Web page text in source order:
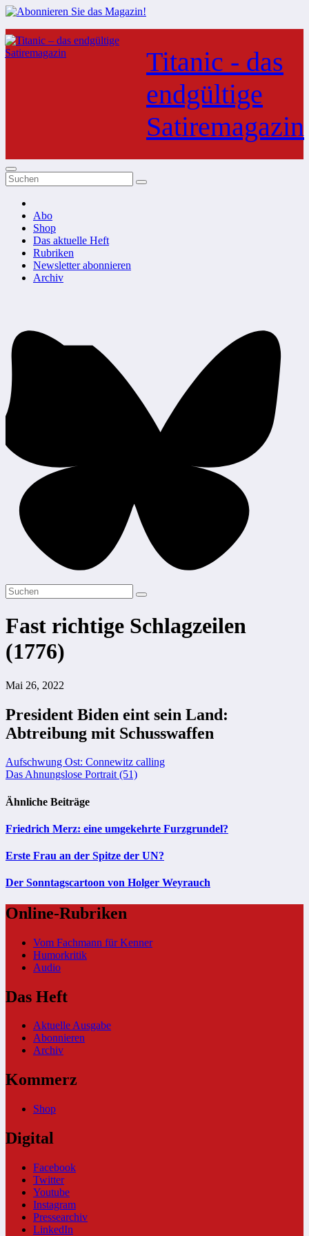
Zum
Inhalt
springen
Titanic - das
endgültige
Satiremagazin
Abo
Shop
Das aktuelle Heft
Rubriken
Newsletter abonnieren
Archiv
Fast richtige Schlagzeilen
(1776)
Mai 26, 2022
President Biden eint sein Land:
Abtreibung mit Schusswaffen
Beitragsnavigation
Aufschwung Ost: Connewitz calling
Das Ahnungslose Portrait (51)
Ähnliche Beiträge
Friedrich Merz: eine umgekehrte Furzgrundel?
Erste Frau an der Spitze der UN?
Der Sonntagscartoon von Holger Weyrauch
Online-Rubriken
Vom Fachmann für Kenner
Humorkritik
Audio
Das Heft
Aktuelle Ausgabe
Abonnieren
Archiv
Kommerz
Shop
Digital
Facebook
Twitter
Youtube
Instagram
Pressearchiv
LinkedIn